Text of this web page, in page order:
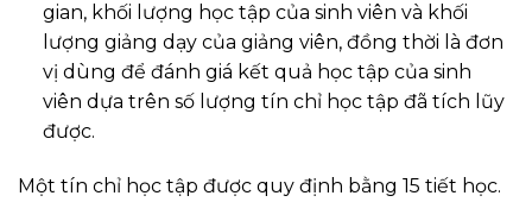
gian, khối lượng học tập của sinh viên và khối
lượng giảng dạy của giảng viên, đồng thời là đơn
vị dùng để đánh giá kết quả học tập của sinh
viên dựa trên số lượng tín chỉ học tập đã tích lũy
được.
Một tín chỉ học tập được quy định bằng 15 tiết học.